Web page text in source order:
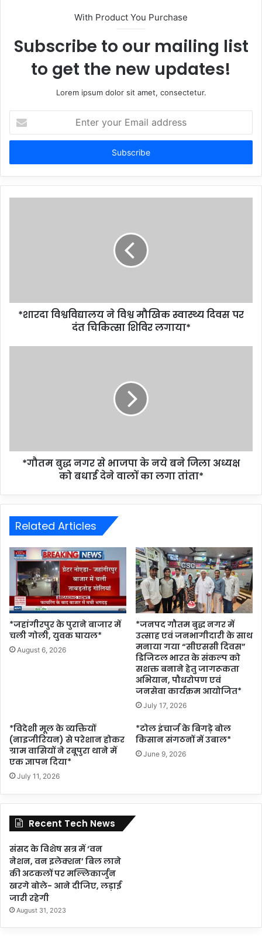
With Product You Purchase
Subscribe to our mailing list
to get the new updates!
Lorem ipsum dolor sit amet, consectetur.
your
Email
*शारदा विश्वविद्यालय ने विश्व मौखिक स्वास्थ्य दिवस पर
दंत चिकित्सा शिविर लगाया*
*गौतम बुद्ध नगर से भाजपा के नये बने जिला अध्यक्ष
को बधाई देने वालों का लगा तांता*
Related Articles
*जहांगीरपुर के पुराने बाजार में
चली गोली, युवक घायल*
August 6, 2026
*जनपद गौतम बुद्ध नगर में
उत्साह एवं जनभागीदारी के साथ
मनाया गया “सीएससी दिवस”
डिजिटल भारत के संकल्प को
सशक्त बनाने हेतु जागरूकता
अभियान, पौधरोपण एवं
जनसेवा कार्यक्रम आयोजित*
July 17, 2026
*विदेशी मूल के व्यक्तियों
(नाइजीरियन) से परेशान होकर
ग्राम वासियों ने रबूपुरा थाने में
एक ज्ञापन दिया*
July 11, 2026
*टोल इंचार्ज के बिगड़े बोल
किसान संगठनों में उबाल*
June 9, 2026
Recent Tech News
संसद के विशेष सत्र में ‘वन
नेशन, वन इलेक्शन’ बिल लाने
की अटकलों पर मल्लिकार्जुन
खरगे बोले- आने दीजिए, लड़ाई
जारी रहेगी
August 31, 2023